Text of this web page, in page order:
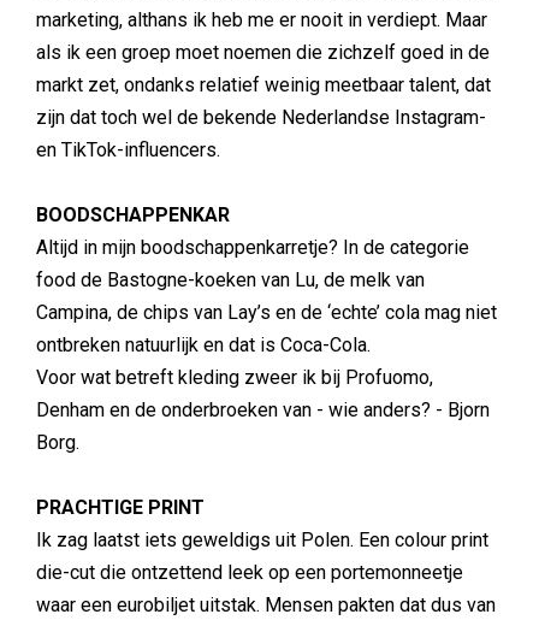
marketing, althans ik heb me er nooit in verdiept. Maar
als ik een groep moet noemen die zichzelf goed in de
markt zet, ondanks relatief weinig meetbaar talent, dat
zijn dat toch wel de bekende Nederlandse Instagram-
en TikTok-influencers.
BOODSCHAPPENKAR
Altijd in mijn boodschappenkarretje? In de categorie
food de Bastogne-koeken van Lu, de melk van
Campina, de chips van Lay’s en de ‘echte’ cola mag niet
ontbreken natuurlijk en dat is Coca-Cola.
Voor wat betreft kleding zweer ik bij Profuomo,
Denham en de onderbroeken van - wie anders? - Bjorn
Borg.
PRACHTIGE PRINT
Ik zag laatst iets geweldigs uit Polen. Een colour print
die-cut die ontzettend leek op een portemonneetje
waar een eurobiljet uitstak. Mensen pakten dat dus van